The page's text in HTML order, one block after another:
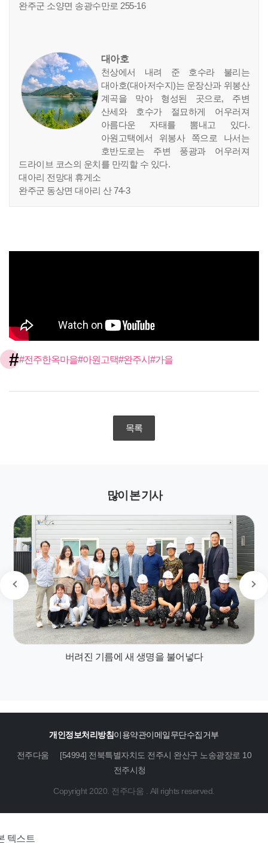
완주군 소양면 송광수만로 255-16
대아호
천상에서 내려 준 호수라 불리는
대아호(대아저수지)는 운장산과 위봉산
계곡을 막아 형성된 곳으로, 주변
산세와 호수가 절묘하게 어우러져
아름다운 자태를 뽐내고 있다.
아원고택에서 위봉사 쪽으로 나서는
호반도로는 주변 풍광과 어우러져
드라이브 코스의 운치를 만끽할 수 있다.
대아리 전망대 휴게소
완주군 동상면 대아리 산 74-3
##전주한옥마을#아원고택#완주시 #가을
목록
많이 본 기사
버려진 기름에 새 생명을 불어넣다
개인정보처리방침이용약관이메일무단수집거부
전주다움
[54994] 전북특별자치도 전주시 완산구 노송광장로 10
전주시청
Copyright 2020. 전주다움 . All rights reserved.
텍스트